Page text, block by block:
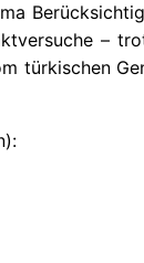
–
türkischen